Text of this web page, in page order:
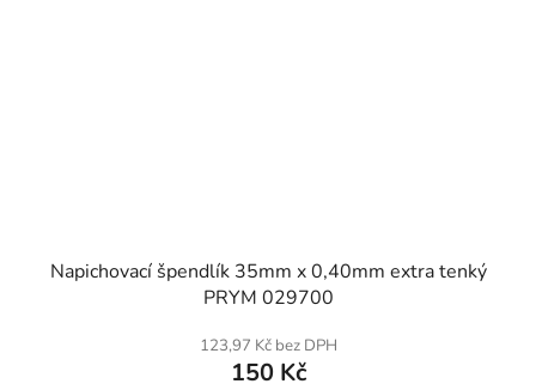
Napichovací špendlík 35mm x 0,40mm extra tenký
PRYM 029700
123,97 Kč bez DPH
150 Kč